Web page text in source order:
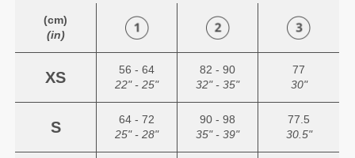
(cm)
(in)
XS
56 - 64
22" - 25"
82 - 90
32" - 35"
77
30"
S
64 - 72
25" - 28"
90 - 98
35" - 39"
77.5
30.5"